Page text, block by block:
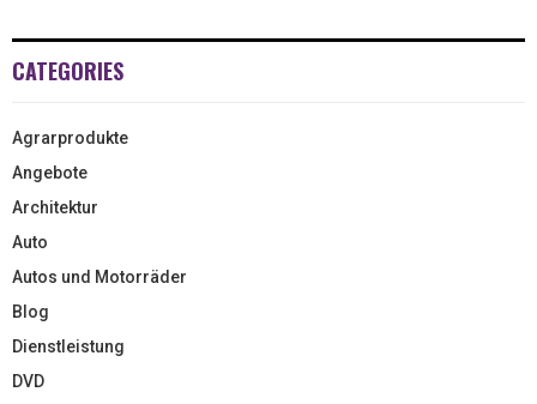
CATEGORIES
Agrarprodukte
Angebote
Architektur
Auto
Autos und Motorräder
Blog
Dienstleistung
DVD